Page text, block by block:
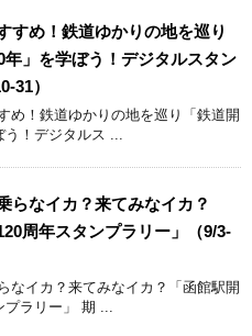
すめ！鉄道ゆかりの地を巡り
年」を学ぼう！デジタルスタン
31）
め！鉄道ゆかりの地を巡り「鉄道開
う！デジタルス ...
らなイカ？来てみなイカ？
周年スタンプラリー」（9/3-
なイカ？来てみなイカ？「函館駅開
プラリー」 期 ...